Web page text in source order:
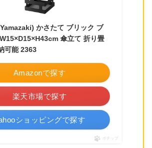
かさたて ブリック ブ
傘立て 折り畳
可能 2363
Amazonで探す
楽天市場で探す
ショッピングで探す
ポチップ